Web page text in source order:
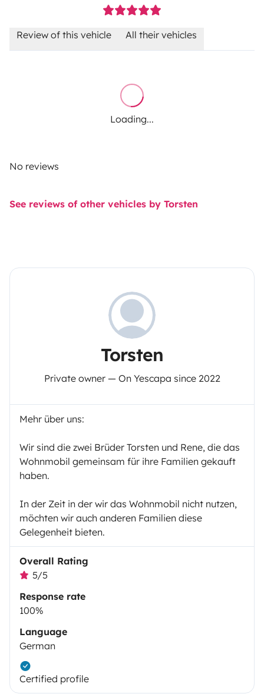
Review of this vehicle All their vehicles
Loading...
No reviews
See reviews of other vehicles by Torsten
Torsten
Private owner — On Yescapa since 2022
Mehr über uns:
Wir sind die zwei Brüder Torsten und Rene, die das
Wohnmobil gemeinsam für ihre Familien gekauft
haben.
In der Zeit in der wir das Wohnmobil nicht nutzen,
möchten wir auch anderen Familien diese
Gelegenheit bieten.
Overall Rating
5/5
Response rate
100%
Language
German
Certified profile